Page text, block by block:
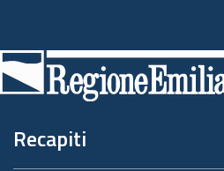
di
pagina
Recapiti